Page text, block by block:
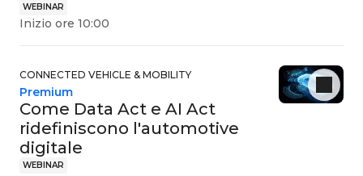
WEBINAR
Inizio ore 10:00
CONNECTED VEHICLE & MOBILITY
WEBINAR
Come Data Act e AI Act
ridefiniscono l'automotive
digitale
Premium